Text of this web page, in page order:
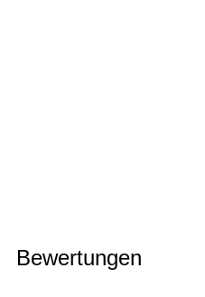
Bewertungen